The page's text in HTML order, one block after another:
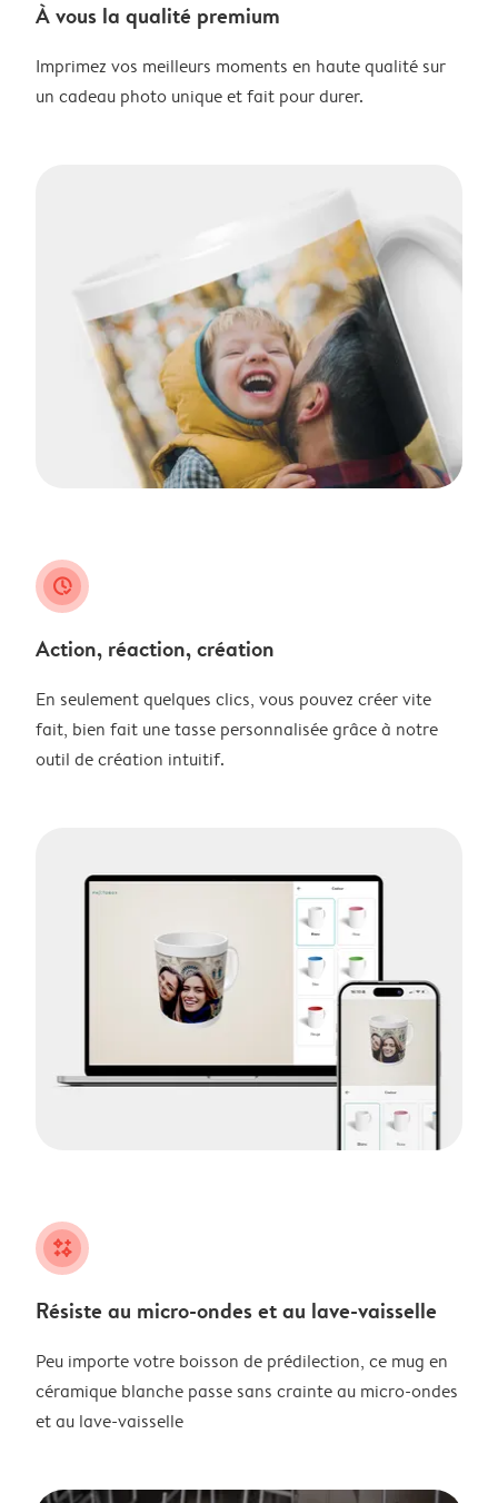
À vous la qualité premium
Imprimez vos meilleurs moments en haute qualité sur
un cadeau photo unique et fait pour durer.
clock_check
Action, réaction, création
En seulement quelques clics, vous pouvez créer vite
fait, bien fait une tasse personnalisée grâce à notre
outil de création intuitif.
night
Résiste au micro-ondes et au lave-vaisselle
Peu importe votre boisson de prédilection, ce mug en
céramique blanche passe sans crainte au micro-ondes
et au lave-vaisselle